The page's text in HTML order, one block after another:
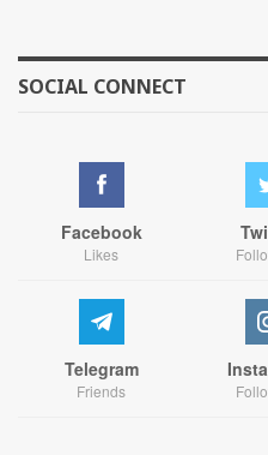
SOCIAL CONNECT
Facebook
Likes
Telegram
Friends